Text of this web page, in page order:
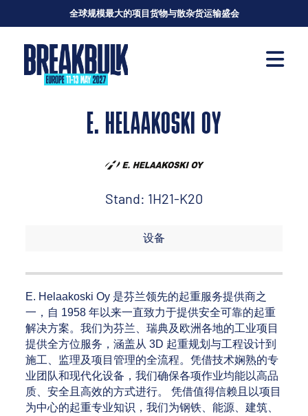
全球规模最大的项目货物与散杂货运输盛会
E. HELAAKOSKI OY
Stand: 1H21-K20
设备
E. Helaakoski Oy 是芬兰领先的起重服务提供商之
一，自 1958 年以来一直致力于提供安全可靠的起重
解决方案。我们为芬兰、瑞典及欧洲各地的工业项目
提供全方位服务，涵盖从 3D 起重规划与工程设计到
施工、监理及项目管理的全流程。凭借技术娴熟的专
业团队和现代化设备，我们确保各项作业均能以高品
质、安全且高效的方式进行。 凭借值得信赖且以项目
为中心的起重专业知识，我们为钢铁、能源、建筑、